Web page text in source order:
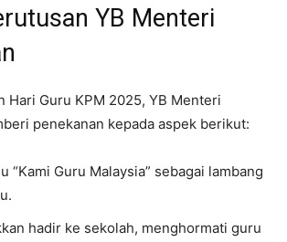
YB Menteri
Hari Guru KPM 2025, YB Menteri
penekanan kepada aspek berikut:
“Kami Guru Malaysia” sebagai lambang
hadir ke sekolah, menghormati guru